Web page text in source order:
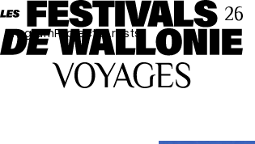
ProgramProjectsArtists